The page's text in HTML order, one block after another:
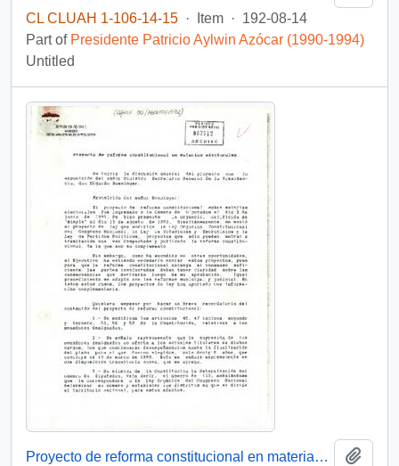
CL CLUAH 1-106-14-15 · Item · 192-08-14
Part of Presidente Patricio Aylwin Azócar (1990-1994)
Untitled
Proyecto de reforma constitucional en materias electorales